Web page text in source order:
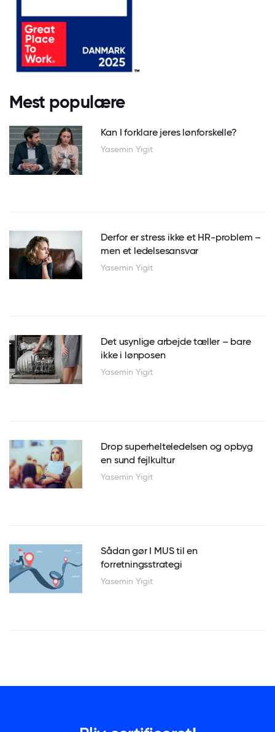
Mest populære
Kan I forklare jeres lønforskelle?
Yasemin Yigit
Derfor er stress ikke et HR-problem –
men et ledelsesansvar
Yasemin Yigit
Det usynlige arbejde tæller – bare
ikke i lønposen
Yasemin Yigit
Drop superhelteledelsen og opbyg
en sund fejlkultur
Yasemin Yigit
Sådan gør I MUS til en
forretningsstrategi
Yasemin Yigit